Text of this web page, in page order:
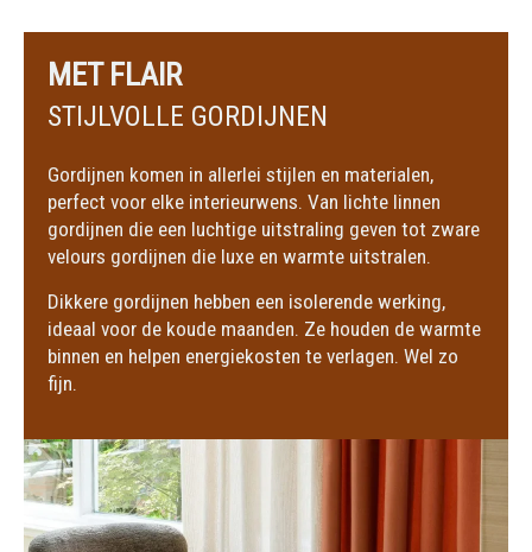
MET FLAIR
STIJLVOLLE GORDIJNEN
Gordijnen komen in allerlei stijlen en materialen,
perfect voor elke interieurwens. Van lichte linnen
gordijnen die een luchtige uitstraling geven tot zware
velours gordijnen die luxe en warmte uitstralen.
Dikkere gordijnen hebben een isolerende werking,
ideaal voor de koude maanden. Ze houden de warmte
binnen en helpen energiekosten te verlagen. Wel zo
fijn.